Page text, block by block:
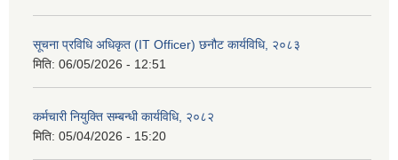
सूचना प्रविधि अधिकृत (IT Officer) छनौट कार्यविधि, २०८३
मिति: 06/05/2026 - 12:51
कर्मचारी नियुक्ति सम्बन्धी कार्यविधि, २०८२
मिति: 05/04/2026 - 15:20